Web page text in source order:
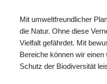
Mit umweltfreundlicher
die Natur. Ohne diese
Vielfalt gefährdet. Mit
Bereiche können wir
Schutz der Biodiversität